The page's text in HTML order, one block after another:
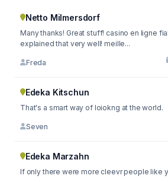
Netto Milmersdorf
Many thanks! Great stuff! casino en ligne
explained that very well! meille...
Freda
Edeka Kitschun
That's a smart way of loiokng at the world.
Seven
Edeka Marzahn
If only there were more cleevr people like